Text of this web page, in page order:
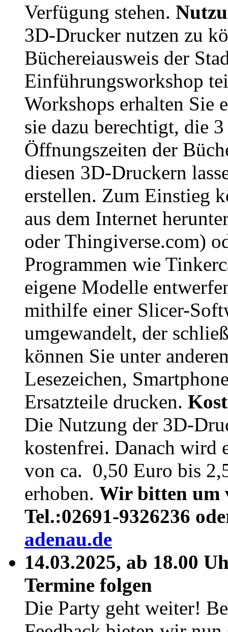
Verfügung stehen.
3D-Drucker nutzen zu
Büchereiausweis der
Einführungsworkshop
Workshops erhalten Sie
sie dazu berechtigt, die
Öffnungszeiten der
diesen 3D-Druckern
erstellen. Zum Einstieg
aus dem Internet
oder Thingiverse.com)
Programmen wie
eigene Modelle
mithilfe einer Slicer-
umgewandelt, der
können Sie unter
Lesezeichen,
Ersatzteile drucken.
Die Nutzung der 3D-
kostenfrei. Danach wird
von ca. 0,50 Euro bis
erhoben. Wir bitten um
Tel.:02691-9326236
adenau.de
14.03.2025, ab 18.00
Termine folgen
Die Party geht weiter!